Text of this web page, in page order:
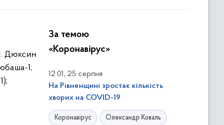
Дюксин
1,
За темою
«Коронавірус»
12:01, 25 серпня
На Рівненщині зростає кількість
хворих на COVID-19
Коронавірус Олександр Коваль